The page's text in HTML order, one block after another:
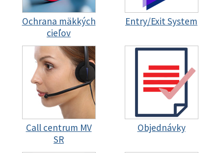
Ochrana mäkkých
cieľov
Entry/Exit System
Call centrum MV
SR
Objednávky